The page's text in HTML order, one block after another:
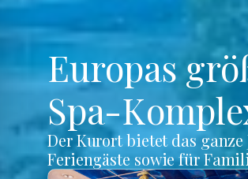
Europas
Spa-
Der Kurort bietet das
Feriengäste sowie für